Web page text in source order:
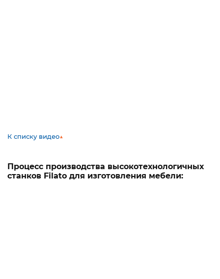
К списку видео▲
Процесс производства высокотехнологичных
станков Filato для изготовления мебели: